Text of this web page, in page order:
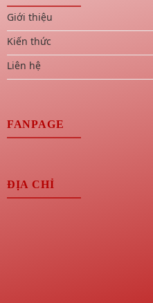
Giới thiệu
Kiến thức
Liên hệ
FANPAGE
ĐỊA CHỈ